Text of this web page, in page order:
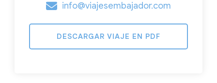
info@viajesembajador.com
DESCARGAR VIAJE EN PDF